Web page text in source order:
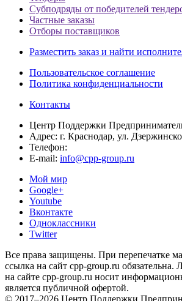
Субподряды от победителей
Частные заказы
Отборы поставщиков
Разместить заказ и найти
Пользовательское соглашение
Политика конфиденциальности
Контакты
Центр Поддержки
Адрес: г. Краснодар, ул.
Телефон:
E-mail: info@cpp-group.ru
Мой мир
Google+
Youtube
Вконтакте
Одноклассники
Twitter
Все права защищены. При перепечатке
ссылка на сайт cpp-group.ru
на сайте cpp-group.ru носит
является публичной офертой.
© 2017–2026 Центр Поддержки